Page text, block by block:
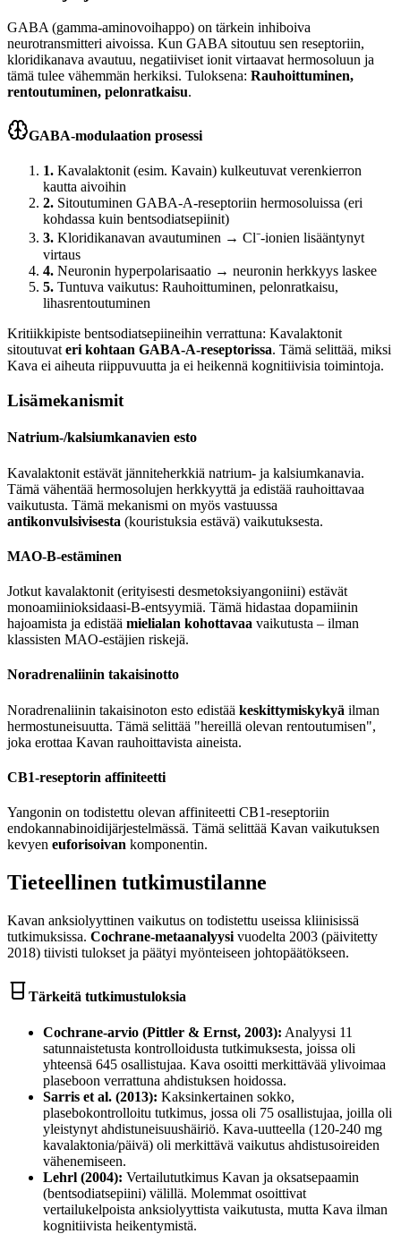
GABA (gamma-aminovoihappo) on tärkein inhiboiva
neurotransmitteri aivoissa. Kun GABA sitoutuu sen reseptoriin,
kloridikanava avautuu, negatiiviset ionit virtaavat hermosoluun ja
tämä tulee vähemmän herkiksi. Tuloksena: Rauhoittuminen,
rentoutuminen, pelonratkaisu.
GABA-modulaation prosessi
1. Kavalaktonit (esim. Kavain) kulkeutuvat verenkierron
kautta aivoihin
2. Sitoutuminen GABA-A-reseptoriin hermosoluissa (eri
kohdassa kuin bentsodiatsepiinit)
3. Kloridikanavan avautuminen → Cl⁻-ionien lisääntynyt
virtaus
4. Neuronin hyperpolarisaatio → neuronin herkkyys laskee
5. Tuntuva vaikutus: Rauhoittuminen, pelonratkaisu,
lihasrentoutuminen
Kritiikkipiste bentsodiatsepiineihin verrattuna: Kavalaktonit
sitoutuvat eri kohtaan GABA-A-reseptorissa. Tämä selittää, miksi
Kava ei aiheuta riippuvuutta ja ei heikennä kognitiivisia toimintoja.
Lisämekanismit
Natrium-/kalsiumkanavien esto
Kavalaktonit estävät jänniteherkkiä natrium- ja kalsiumkanavia.
Tämä vähentää hermosolujen herkkyyttä ja edistää rauhoittavaa
vaikutusta. Tämä mekanismi on myös vastuussa
antikonvulsivisesta (kouristuksia estävä) vaikutuksesta.
MAO-B-estäminen
Jotkut kavalaktonit (erityisesti desmetoksiyangoniini) estävät
monoamiinioksidaasi-B-entsyymiä. Tämä hidastaa dopamiinin
hajoamista ja edistää mielialan kohottavaa vaikutusta – ilman
klassisten MAO-estäjien riskejä.
Noradrenaliinin takaisinotto
Noradrenaliinin takaisinoton esto edistää keskittymiskykyä ilman
hermostuneisuutta. Tämä selittää "hereillä olevan rentoutumisen",
joka erottaa Kavan rauhoittavista aineista.
CB1-reseptorin affiniteetti
Yangonin on todistettu olevan affiniteetti CB1-reseptoriin
endokannabinoidijärjestelmässä. Tämä selittää Kavan vaikutuksen
kevyen euforisoivan komponentin.
Tieteellinen tutkimustilanne
Kavan anksiolyyttinen vaikutus on todistettu useissa kliinisissä
tutkimuksissa. Cochrane-metaanalyysi vuodelta 2003 (päivitetty
2018) tiivisti tulokset ja päätyi myönteiseen johtopäätökseen.
Tärkeitä tutkimustuloksia
Cochrane-arvio (Pittler & Ernst, 2003): Analyysi 11
satunnaistetusta kontrolloidusta tutkimuksesta, joissa oli
yhteensä 645 osallistujaa. Kava osoitti merkittävää ylivoimaa
plaseboon verrattuna ahdistuksen hoidossa.
Sarris et al. (2013): Kaksinkertainen sokko,
plasebokontrolloitu tutkimus, jossa oli 75 osallistujaa, joilla oli
yleistynyt ahdistuneisuushäiriö. Kava-uutteella (120-240 mg
kavalaktonia/päivä) oli merkittävä vaikutus ahdistusoireiden
vähenemiseen.
Lehrl (2004): Vertailututkimus Kavan ja oksatsepaamin
(bentsodiatsepiini) välillä. Molemmat osoittivat
vertailukelpoista anksiolyyttista vaikutusta, mutta Kava ilman
kognitiivista heikentymistä.